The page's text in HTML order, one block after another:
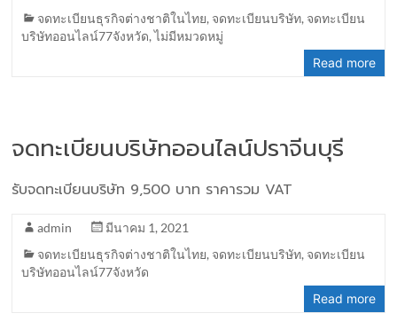
จดทะเบียนธุรกิจต่างชาติในไทย, จดทะเบียนบริษัท, จดทะเบียน
บริษัทออนไลน์77จังหวัด,ไม่มีหมวดหมู่
Read more
จดทะเบียนบริษัทออนไลน์ปราจีนบุรี
รับจดทะเบียนบริษัท 9,500 บาท ราคารวม VAT
admin
มีนาคม 1, 2021
จดทะเบียนธุรกิจต่างชาติในไทย, จดทะเบียนบริษัท, จดทะเบียน
บริษัทออนไลน์77จังหวัด
Read more